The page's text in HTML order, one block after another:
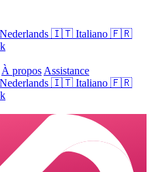
🇮🇹 Italiano 🇫🇷
À propos Assistance
Nederlands 🇮🇹 Italiano 🇫🇷